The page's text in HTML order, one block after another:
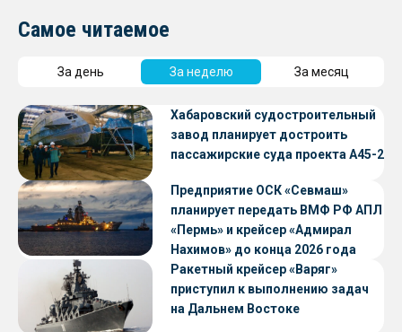
Самое читаемое
За день За неделю За месяц
Хабаровский судостроительный
завод планирует достроить
пассажирские суда проекта А45-2
Предприятие ОСК «Севмаш»
планирует передать ВМФ РФ АПЛ
«Пермь» и крейсер «Адмирал
Нахимов» до конца 2026 года
Ракетный крейсер «Варяг»
приступил к выполнению задач
на Дальнем Востоке